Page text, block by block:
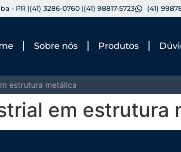
- PR |(41) 3286-0760 |(41) 98817-5723 (41)
Sobre nós Produtos
estrutura metálica
em estrutura